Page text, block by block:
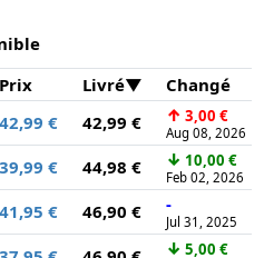
Prix Livré
Changé
42,99 € 42,99 € ↑ 3,00 €
Aug 08, 2026
39,99 € 44,98 € ↓ 10,00 €
Feb 02, 2026
41,95 € 46,90 € -
Jul 31, 2025
↓ 5,00 €